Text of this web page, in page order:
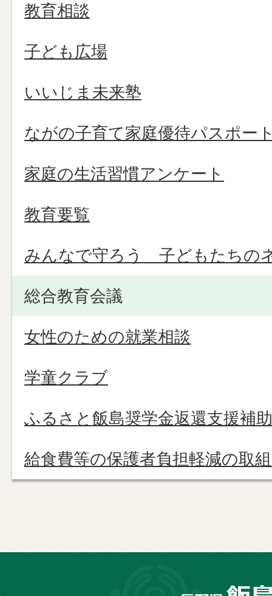
教育相談
子ども広場
いいじま未来塾
ながの子育て家庭優待パスポー
家庭の生活習慣アンケート
教育要覧
みんなで守ろう 子どもたちの
総合教育会議
女性のための就業相談
学童クラブ
ふるさと飯島奨学金返還支援補
給食費等の保護者負担軽減の取